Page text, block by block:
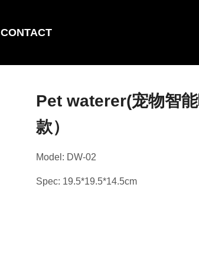
CONTACT
Pet waterer(宠物智
款）
Model: DW-02
Spec: 19.5*19.5*14.5cm